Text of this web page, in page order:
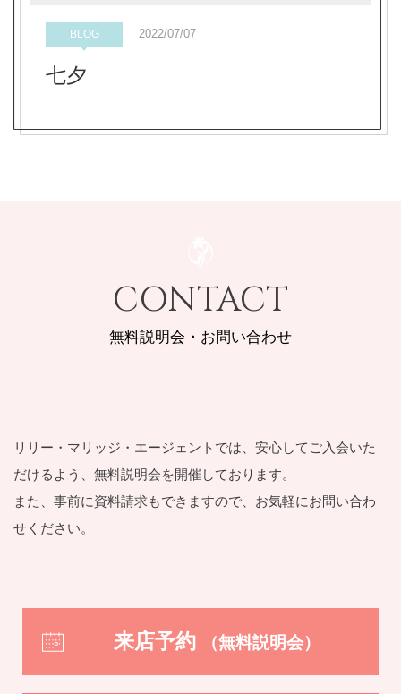
BLOG 2022/07/07
七夕
CONTACT
無料説明会・お問い合わせ
リリー・マリッジ・エージェントでは、安⼼してご⼊会いた
だけるよう、 無料説明会を開催しております。
また、事前に資料請求もできますので、お気軽にお問い合わ
せください。
来店予約 （無料説明会）